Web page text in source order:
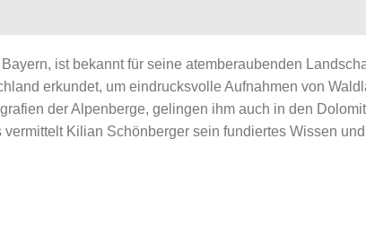
Historische Zeichnungen der
Anatomie
2024
ist bekannt für seine atemberaubenden
erkundet, um eindrucksvolle Aufnahmen von
der Alpenberge, gelingen ihm auch in den
Kilian Schönberger sein fundiertes Wissen